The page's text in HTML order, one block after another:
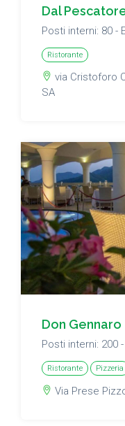
Dal
Posti interni: 80 -
Ristorante
via Cristoforo
SA
Don Gennaro
Posti interni: 200
Ristorante Pizzeria
Via Prese